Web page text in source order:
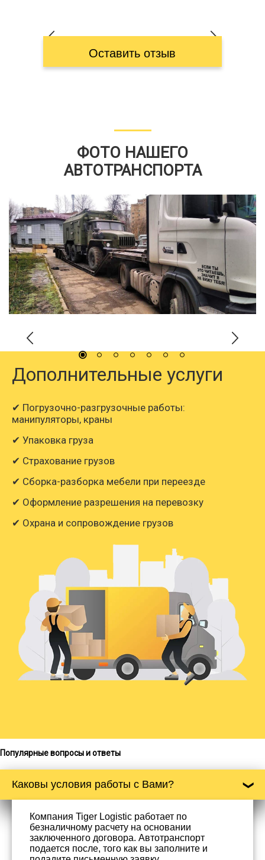
Оставить отзыв
ФОТО НАШЕГО
АВТОТРАНСПОРТА
Дополнительные услуги
✔ Погрузочно-разгрузочные работы:
манипуляторы, краны
✔ Упаковка груза
✔ Страхование грузов
✔ Сборка-разборка мебели при переезде
✔ Оформление разрешения на перевозку
✔ Охрана и сопровождение грузов
Популярные вопросы и ответы
Каковы условия работы с Вами?
Компания Tiger Logistic работает по
безналичному расчету на основании
заключенного договора. Автотранспорт
подается после, того как вы заполните и